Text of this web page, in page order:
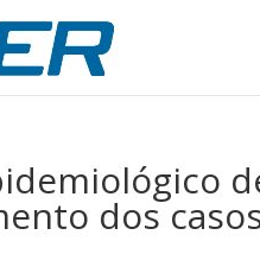
dos